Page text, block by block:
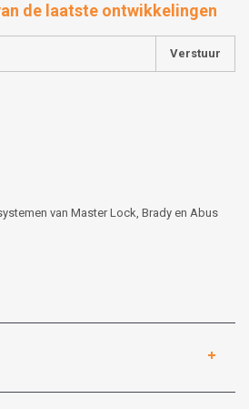
de laatste ontwikkelingen
Verstuur
van Master Lock, Brady en Abus